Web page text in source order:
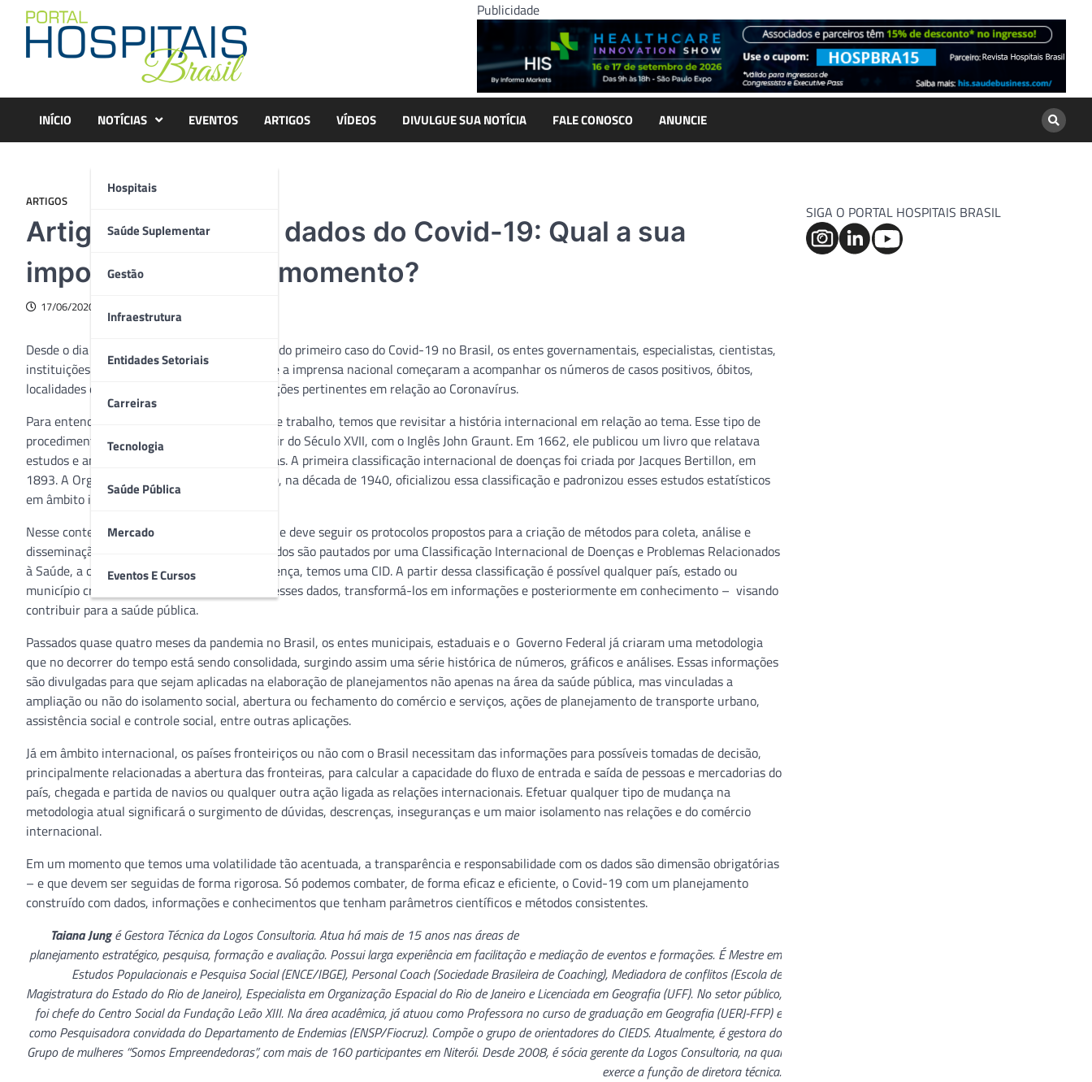
content
Publicidade
INÍCIO NOTÍCIAS
Hospitais
Saúde Suplementar
Gestão
Infraestrutura
Entidades Setoriais
Carreiras
Tecnologia
Saúde Pública
Mercado
Eventos E Cursos
EVENTOS ARTIGOS VÍDEOS DIVULGUE SUA NOTÍCIA FALE CONOSCO ANUNCIE
ARTIGOS
Artigo – Coletas de dados do Covid-19: Qual a sua
importância nesse momento?
17/06/2020
Desde o dia 26 de fevereiro, com a ocorrência do primeiro caso do Covid-19 no Brasil, os entes governamentais, especialistas, cientistas,
instituições públicas e privadas, laboratórios e a imprensa nacional começaram a acompanhar os números de casos positivos, óbitos,
localidades de contágio, entre outras informações pertinentes em relação ao Coronavírus.
Para entendermos melhor a importância desse trabalho, temos que revisitar a história internacional em relação ao tema. Esse tipo de
procedimento começou a ser elaborado a partir do Século XVII, com o Inglês John Graunt. Em 1662, ele publicou um livro que relatava
estudos e análises das mortalidades por causas. A primeira classificação internacional de doenças foi criada por Jacques Bertillon, em
1893. A Organização Mundial da Saúde (OMS), na década de 1940, oficializou essa classificação e padronizou esses estudos estatísticos
em âmbito internacional.
Nesse contexto, o Brasil é integrante da OMS e deve seguir os protocolos propostos para a criação de métodos para coleta, análise e
disseminação de dados. Esses métodos e estudos são pautados por uma Classificação Internacional de Doenças e Problemas Relacionados
à Saúde, a chamada CID. Para cada tipo de doença, temos uma CID. A partir dessa classificação é possível qualquer país, estado ou
município criar métodos de coleta e análise desses dados, transformá-los em informações e posteriormente em conhecimento – visando
contribuir para a saúde pública.
Passados quase quatro meses da pandemia no Brasil, os entes municipais, estaduais e o Governo Federal já criaram uma metodologia
que no decorrer do tempo está sendo consolidada, surgindo assim uma série histórica de números, gráficos e análises. Essas informações
são divulgadas para que sejam aplicadas na elaboração de planejamentos não apenas na área da saúde pública, mas vinculadas a
ampliação ou não do isolamento social, abertura ou fechamento do comércio e serviços, ações de planejamento de transporte urbano,
assistência social e controle social, entre outras aplicações.
Já em âmbito internacional, os países fronteiriços ou não com o Brasil necessitam das informações para possíveis tomadas de decisão,
principalmente relacionadas a abertura das fronteiras, para calcular a capacidade do fluxo de entrada e saída de pessoas e mercadorias do
país, chegada e partida de navios ou qualquer outra ação ligada as relações internacionais. Efetuar qualquer tipo de mudança na
metodologia atual significará o surgimento de dúvidas, descrenças, inseguranças e um maior isolamento nas relações e do comércio
internacional.
Em um momento que temos uma volatilidade tão acentuada, a transparência e responsabilidade com os dados são dimensão obrigatórias
– e que devem ser seguidas de forma rigorosa. Só podemos combater, de forma eficaz e eficiente, o Covid-19 com um planejamento
construído com dados, informações e conhecimentos que tenham parâmetros científicos e métodos consistentes.
Taiana Jungé Gestora Técnica da Logos Consultoria. Atua há mais de 15 anos nas áreas de
planejamento estratégico, pesquisa, formação e avaliação. Possui larga experiência em facilitação e mediação de eventos e formações. É Mestre em
Estudos Populacionais e Pesquisa Social (ENCE/IBGE), Personal Coach (Sociedade Brasileira de Coaching), Mediadora de conflitos (Escola de
Magistratura do Estado do Rio de Janeiro), Especialista em Organização Espacial do Rio de Janeiro e Licenciada em Geografia (UFF). No setor público,
foi chefe do Centro Social da Fundação Leão XIII. Na área acadêmica, já atuou como Professora no curso de graduação em Geografia (UERJ-FFP) e
como Pesquisadora convidada do Departamento de Endemias (ENSP/Fiocruz). Compõe o grupo de orientadores do CIEDS. Atualmente, é gestora do
Grupo de mulheres “Somos Empreendedoras”, com mais de 160 participantes em Niterói. Desde 2008, é sócia gerente da Logos Consultoria, na qual
exerce a função de diretora técnica.
SIGA O PORTAL HOSPITAIS BRASIL